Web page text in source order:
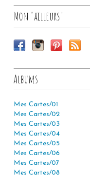
Mon "ailleurs"
Albums
Mes Cartes/01
Mes Cartes/02
Mes Cartes/03
Mes Cartes/04
Mes Cartes/05
Mes Cartes/06
Mes Cartes/07
Mes Cartes/08